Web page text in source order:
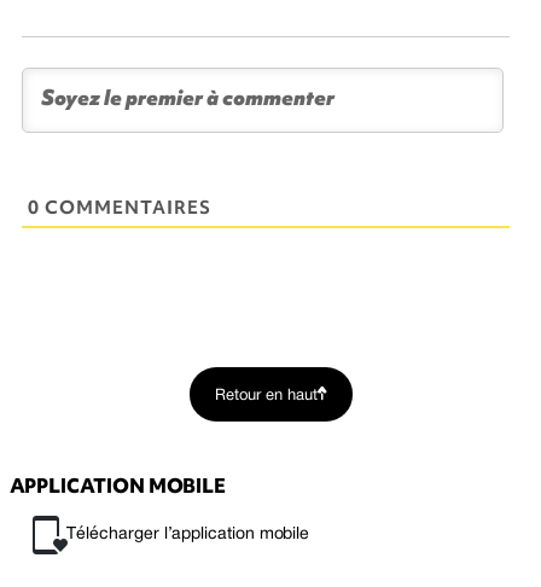
0 COMMENTAIRES
Retour en haut
APPLICATION MOBILE
Télécharger l’application mobile